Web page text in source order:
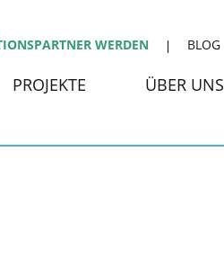
WERDEN BLOG
PROJEKTE ÜBER UNS